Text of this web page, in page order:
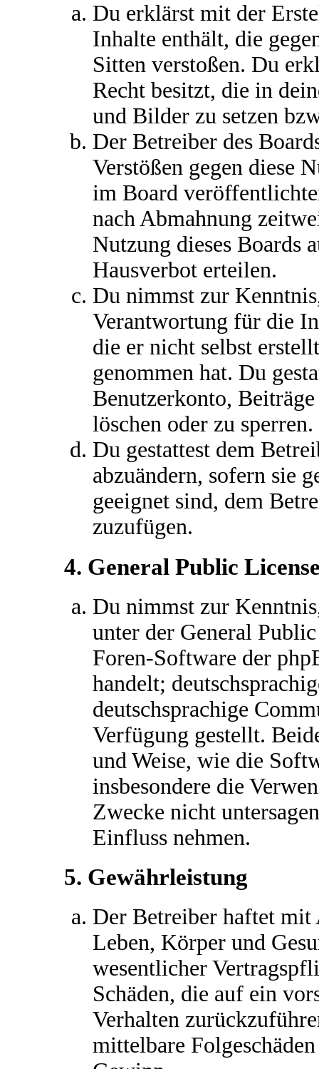
Du erklärst mit der
Inhalte enthält, die
Sitten verstoßen. Du
Recht besitzt, die in
und Bilder zu setzen
Der Betreiber des
Verstößen gegen diese
im Board
nach Abmahnung
Nutzung dieses Boards
Hausverbot erteilen.
Du nimmst zur
Verantwortung für die
die er nicht selbst
genommen hat. Du
Benutzerkonto,
löschen oder zu sperren.
Du gestattest dem
abzuändern, sofern sie
geeignet sind, dem
zuzufügen.
4. General Public
Du nimmst zur
unter der General
Foren-Software der
handelt;
deutschsprachige
Verfügung gestellt.
und Weise, wie die
insbesondere die
Zwecke nicht
Einfluss nehmen.
5. Gewährleistung
Der Betreiber haftet mit
Leben, Körper und
wesentlicher
Schäden, die auf ein
Verhalten
mittelbare